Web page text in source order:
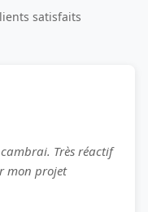
satisfaits
Très réactif
mon projet